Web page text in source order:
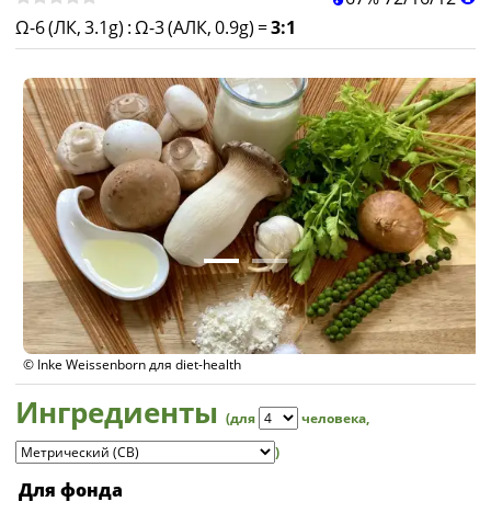
Ω-6 (ЛК, 3.1g) :Ω-3 (АЛК, 0.9g) =3:1
© Inke Weissenborn для diet-health
Ингредиенты (для человека,
)
Для фонда